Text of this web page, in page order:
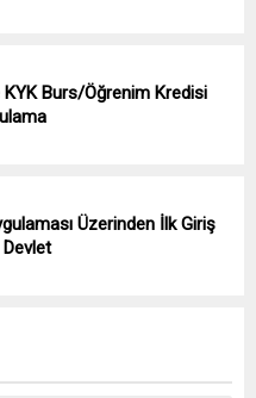
Burs/Öğrenim Kredisi
Üzerinden İlk Giriş
Devlet